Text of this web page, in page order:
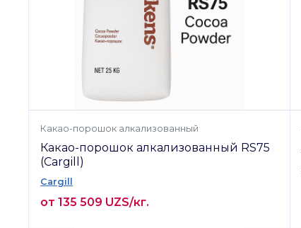
Какао-порошок алкализованный
Какао-порошок алкализованный RS75
(Cargill)
Cargill
от 135 509 UZS/кг.